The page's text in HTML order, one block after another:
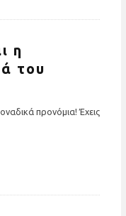
η
του
προνόμια! Έχεις